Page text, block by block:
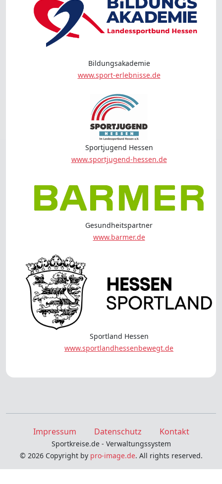
Bildungsakademie
www.sport-erlebnisse.de
Sportjugend Hessen
www.sportjugend-hessen.de
Gesundheitspartner
www.barmer.de
Sportland Hessen
www.sportlandhessenbewegt.de
Impressum Datenschutz Kontakt
Sportkreise.de - Verwaltungssystem
© 2026 Copyright by pro-image.de. All rights reserved.